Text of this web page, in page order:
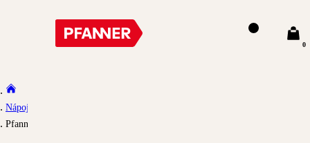
0
Nápoje
Pfanner Ledový čaj mango 0,33L